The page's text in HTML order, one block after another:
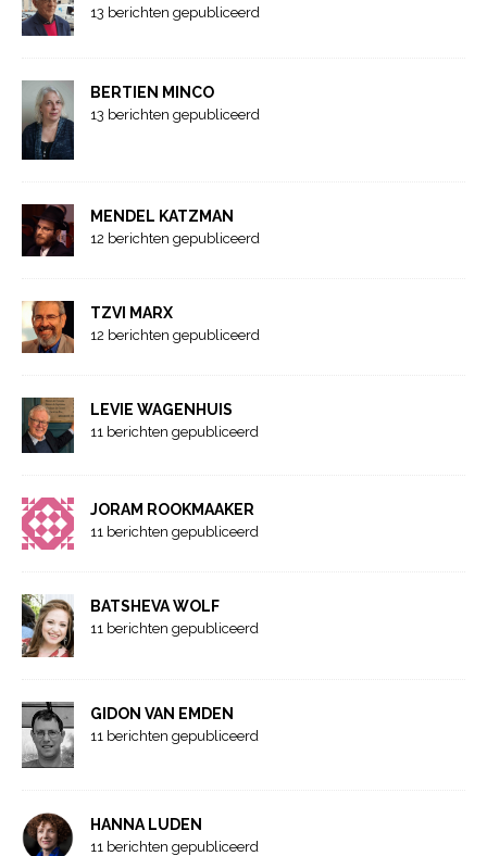
13 berichten gepubliceerd
BERTIEN MINCO
13 berichten gepubliceerd
MENDEL KATZMAN
12 berichten gepubliceerd
TZVI MARX
12 berichten gepubliceerd
LEVIE WAGENHUIS
11 berichten gepubliceerd
JORAM ROOKMAAKER
11 berichten gepubliceerd
BATSHEVA WOLF
11 berichten gepubliceerd
GIDON VAN EMDEN
11 berichten gepubliceerd
HANNA LUDEN
11 berichten gepubliceerd